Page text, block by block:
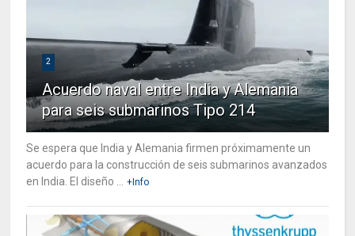
2
Acuerdo naval entre India y Alemania
para seis submarinos Tipo 214
Se espera que India y Alemania firmen próximamente un
acuerdo para la construcción de seis submarinos avanzados
en India. El diseño ...
+Info